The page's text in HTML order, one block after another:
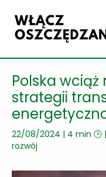
treści
Polska wciąż
strategii
22/08/2024 | 4 min 🕒
rozwój